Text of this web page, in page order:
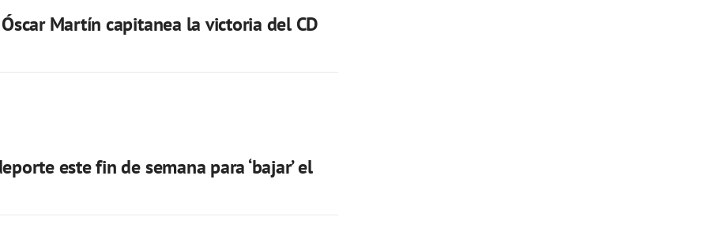
Martín capitanea la victoria del CD
este fin de semana para ‘bajar’ el